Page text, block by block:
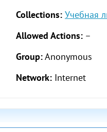
Collections: Учебная
Allowed Actions: –
Group:Anonymous
Network: Internet